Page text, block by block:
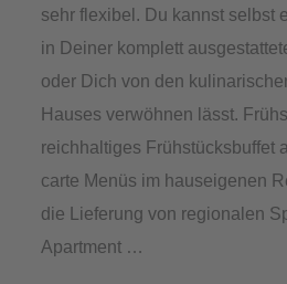
sehr flexibel. Du kannst selbst
in Deiner komplett
oder Dich von den
Hauses verwöhnen lässt.
reichhaltiges Frühstücksbuffet
carte Menüs im hauseigenen
die Lieferung von regionalen
Apartment …